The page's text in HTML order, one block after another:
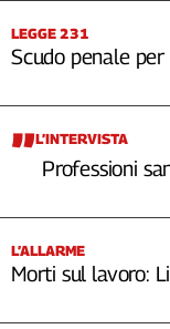
LEGGE 231
Scudo penale
L’INTERVISTA
Professioni
L’ALLARME
Morti sul lavoro: